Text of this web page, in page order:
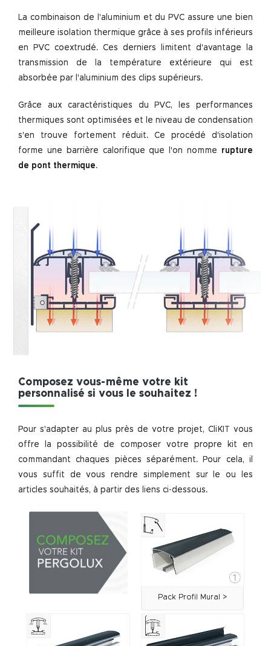
La combinaison de l'aluminium et du PVC assure une bien
meilleure isolation thermique grâce à ses profils inférieurs
en PVC coextrudé. Ces derniers limitent d'avantage la
transmission de la température extérieure qui est
absorbée par l'aluminium des clips supérieurs.
Grâce aux caractéristiques du PVC, les performances
thermiques sont optimisées et le niveau de condensation
s'en trouve fortement réduit. Ce procédé d'isolation
forme une barrière calorifique que l'on nomme rupture
de pont thermique.
Composez vous-même votre kit
personnalisé si vous le souhaitez !
Pour s'adapter au plus près de votre projet, CliKIT vous
offre la possibilité de composer votre propre kit en
commandant chaques pièces séparément. Pour cela, il
vous suffit de vous rendre simplement sur le ou les
articles souhaités, à partir des liens ci-dessous.
Pack Profil Mural >